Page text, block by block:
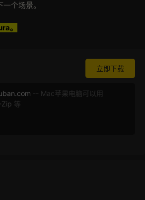
个场景。
。
立即下载
-- Mac苹果电脑可以用
Zip 等